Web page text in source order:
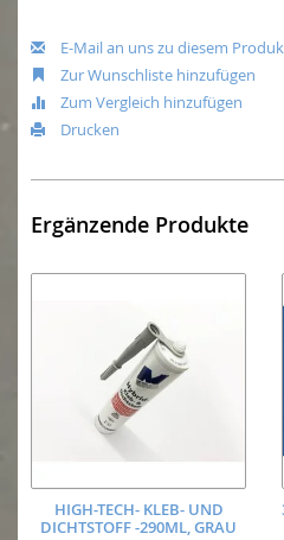
E-Mail an uns zu diesem
Zur Wunschliste hinzufügen
Zum Vergleich hinzufügen
Drucken
Ergänzende Produkte
HIGH-TECH- KLEB- UND
DICHTSTOFF -290ML, GRAU